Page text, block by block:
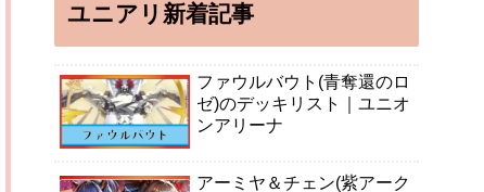
ユニアリ新着記事
ファウルバウト(青奪還のロ
ゼ)のデッキリスト｜ユニオ
ンアリーナ
アーミヤ＆チェン(紫アーク